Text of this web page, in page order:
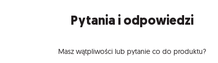
Pytania i odpowiedzi
Masz wątpliwości lub pytanie co do produktu?